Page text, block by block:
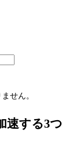
せん。
速する3つ